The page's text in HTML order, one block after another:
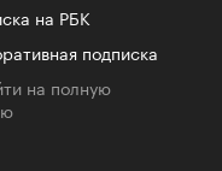
на РБК
подписка
на полную